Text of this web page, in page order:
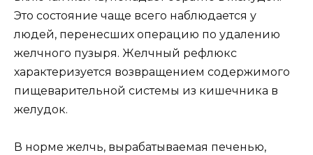
Это состояние чаще всего наблюдается у
людей, перенесших операцию по удалению
желчного пузыря. Желчный рефлюкс
характеризуется возвращением содержимого
пищеварительной системы из кишечника в
желудок.
В норме желчь, вырабатываемая печенью,